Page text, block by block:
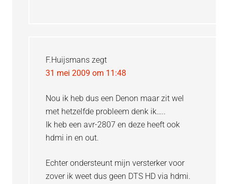
F.Huijsmans zegt
31 mei 2009 om 11:48
Nou ik heb dus een Denon maar zit wel
met hetzelfde probleem denk ik…..
Ik heb een avr-2807 en deze heeft ook
hdmi in en out.
Echter ondersteunt mijn versterker voor
zover ik weet dus geen DTS HD via hdmi.